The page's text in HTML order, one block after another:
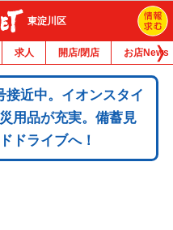
東淀川区
求人 開店/閉店 お店News
接近中。イオンスタイ
用品が充実。備蓄見
ドライブへ！